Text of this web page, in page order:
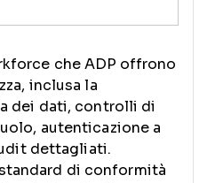
che ADP offrono
inclusa la
dei dati, controlli di
autenticazione a
dettagliati.
di conformità